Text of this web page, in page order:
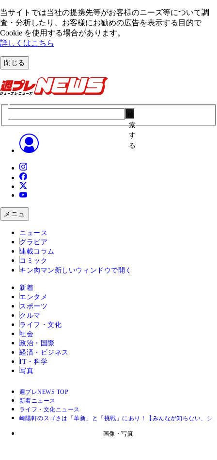
当サイトでは当社の提携先等がお客様のニーズ等について調
査・分析したり、お客様にお勧めの広告を表⽰する⽬的で
Cookie を使⽤する場合があります。
詳しくはこちら
閉じる
索
す
る
メニュ
ニュース
グラビア
連載コラム
コミック
キン肉マン 新しいウィンドウで開く
新着
エンタメ
スポーツ
クルマ
ライフ・文化
社会
政治・国際
経済・ビジネス
IT・科学
写真
週プレNEWS TOP
新着ニュース
ライフ・文化ニュース
崎陽軒のスゴさは「革新」と「挑戦」にあり！【みんなが知らない、シ
画像・写真